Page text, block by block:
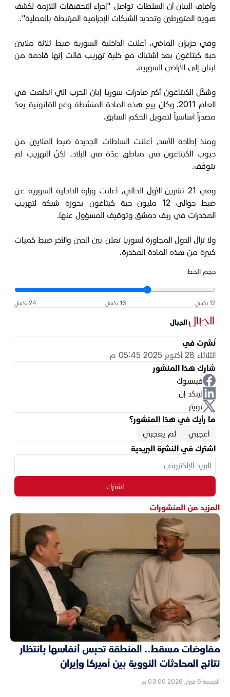
وأضاف البيان أن السلطات تواصل "إجراء التحقيقات اللازمة لكشف
هوية المتورطين وتحديد الشبكات الإجرامية المرتبطة بالعملية".
وفي حزيران الماضي، أعلنت الداخلية السورية ضبط ثلاثة ملايين
حبة كبتاغون بعد اشتباك مع خلية تهريب قالت إنها قادمة من
لبنان إلى الأراضي السورية.
وشكّل الكبتاغون أكبر صادرات سوريا إبان الحرب التي اندلعت في
العام 2011. وكان بيع هذه المادة المنشّطة وغير القانونية يعدّ
مصدراً أساسياً لتمويل الحكم السابق.
ومنذ إطاحة الأسد، أعلنت السلطات الجديدة ضبط الملايين من
حبوب الكبتاغون في مناطق عدّة في البلاد، لكنّ التهريب لم
يتوقّف.
وفي 21 تشرين الأول الحالي، أعلنت وزارة الداخلية السورية عن
ضبط حوالى 12 مليون حبة كبتاغون بحوزة شبكة لتهريب
المخدرات في ريف دمشق وتوقيف المسؤول عنها.
ولا تزال الدول المجاورة لسوريا تعلن بين الحين والآخر ضبط كميات
كبيرة من هذه المادة المخدرة.
حجم الخط
12 بكسل 16 بكسل 24 بكسل
الجبال
نُشرت في
الثلاثاء 28 أكتوبر 2025 05:45 م
شارك هذا المنشور
فيسبوك
لينكد إن
تويتر
ما رأيك في هذا المنشور؟
أعجبني
لم يعجبني
اشترك في النشرة البريدية
اشترك
المزيد من المنشورات
مفاوضات مسقط.. المنطقة تحبس أنفاسها بانتظار
نتائج المحادثات النووية بين أميركا وإيران
الجمعة 6 فبراير 2026 03:00 م